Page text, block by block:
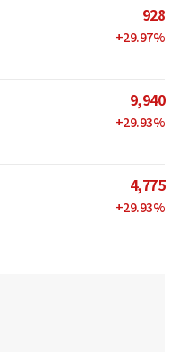
928
+29.97%
9,940
+29.93%
4,775
+29.93%